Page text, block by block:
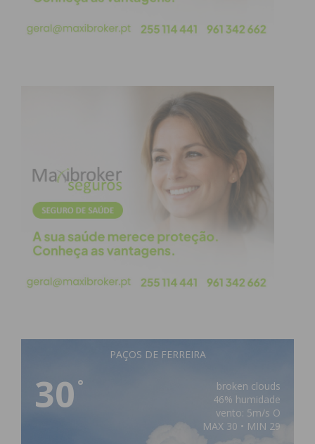
PAÇOS DE FERREIRA
30 °
broken clouds
46% humidade
vento: 5m/s O
MAX 30 • MIN 29